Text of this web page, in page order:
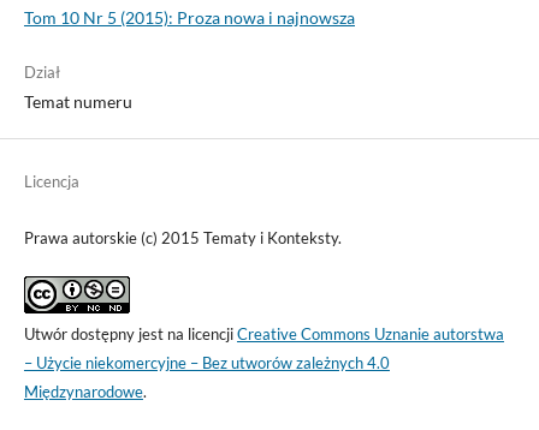
Tom 10 Nr 5 (2015): Proza nowa i najnowsza
Dział
Temat numeru
Licencja
Prawa autorskie (c) 2015 Tematy i Konteksty.
Utwór dostępny jest na licencjiCreative Commons Uznanie autorstwa
– Użycie niekomercyjne – Bez utworów zależnych 4.0
Międzynarodowe.